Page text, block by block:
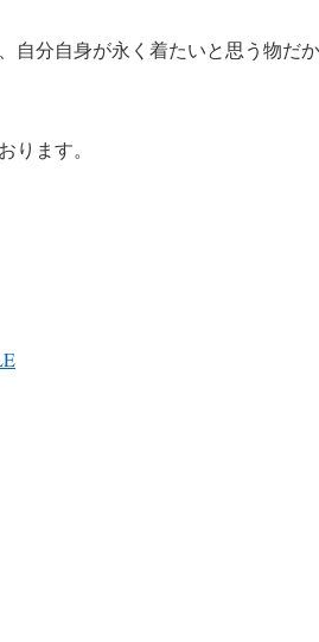
自分自身が永く着たいと思う物だ
ります。